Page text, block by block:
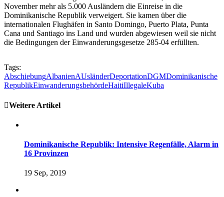
November mehr als 5.000 Ausländern die Einreise in die
Dominikanische Republik verweigert. Sie kamen über die
internationalen Flughäfen in Santo Domingo, Puerto Plata, Punta
Cana und Santiago ins Land und wurden abgewiesen weil sie nicht
die Bedingungen der Einwanderungsgesetze 285-04 erfüllten.
Tags:
AbschiebungAlbanienAUsländerDeportationDGMDominikanische
RepublikEinwanderungsbehördeHaitiIllegaleKuba
Weitere Artikel
Dominikanische Republik: Intensive Regenfälle, Alarm in
16 Provinzen
19 Sep, 2019